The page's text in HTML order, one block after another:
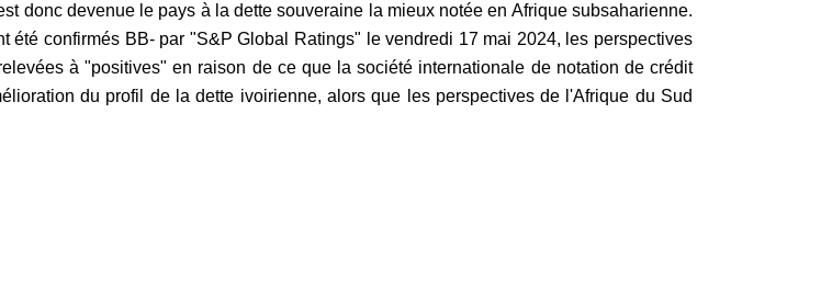
donc devenue le pays à la dette souveraine la mieux notée en Afrique subsaharienne.
été confirmés BB- par "S&P Global Ratings" le vendredi 17 mai 2024, les perspectives
à "positives" en raison de ce que la société internationale de notation de crédit
du profil de la dette ivoirienne, alors que les perspectives de l'Afrique du Sud